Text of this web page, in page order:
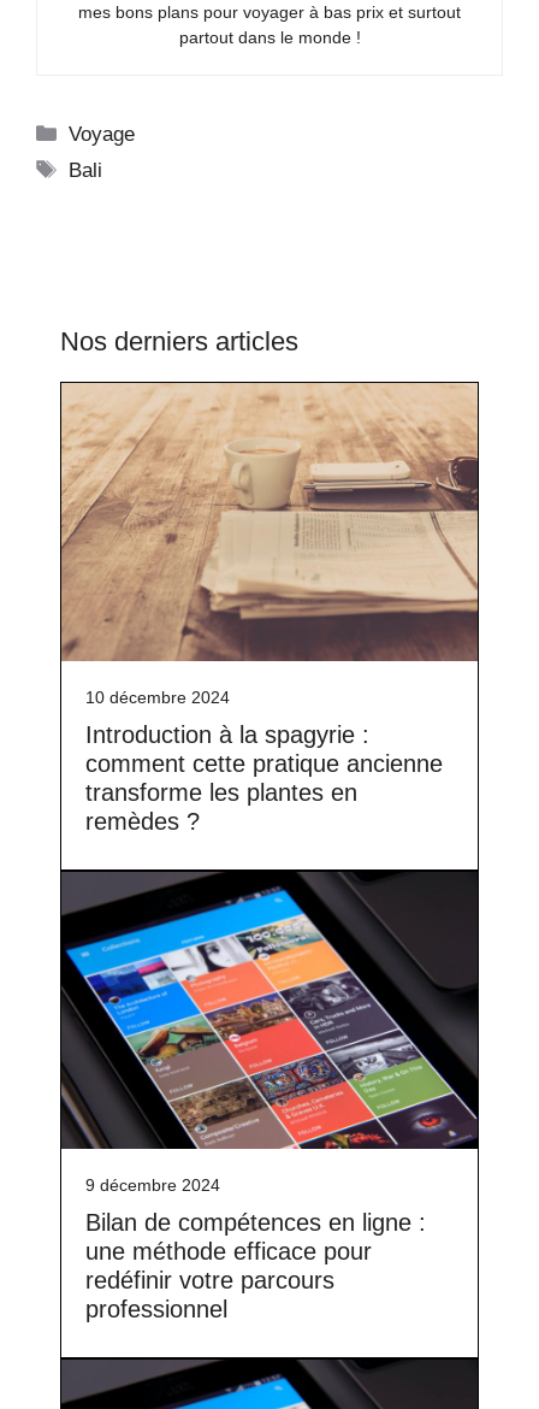
mes bons plans pour voyager à bas prix et surtout
partout dans le monde !
Catégories
Voyage
Étiquettes
Bali
Nos derniers articles
10 décembre 2024
Introduction à la spagyrie :
comment cette pratique ancienne
transforme les plantes en
remèdes ?
9 décembre 2024
Bilan de compétences en ligne :
une méthode efficace pour
redéfinir votre parcours
professionnel